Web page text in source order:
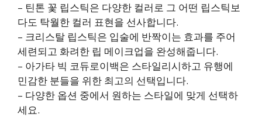
– 틴톤 꽃 립스틱은 다양한 컬러로 그 어떤 립스틱보
다도 탁월한 컬러 표현을 선사합니다.
– 크리스탈 립스틱은 입술에 반짝이는 효과를 주어
세련되고 화려한 립 메이크업을 완성해줍니다.
– 아가타 빅 코듀로이백은 스타일리시하고 유행에
민감한 분들을 위한 최고의 선택입니다.
– 다양한 옵션 중에서 원하는 스타일에 맞게 선택하
세요.